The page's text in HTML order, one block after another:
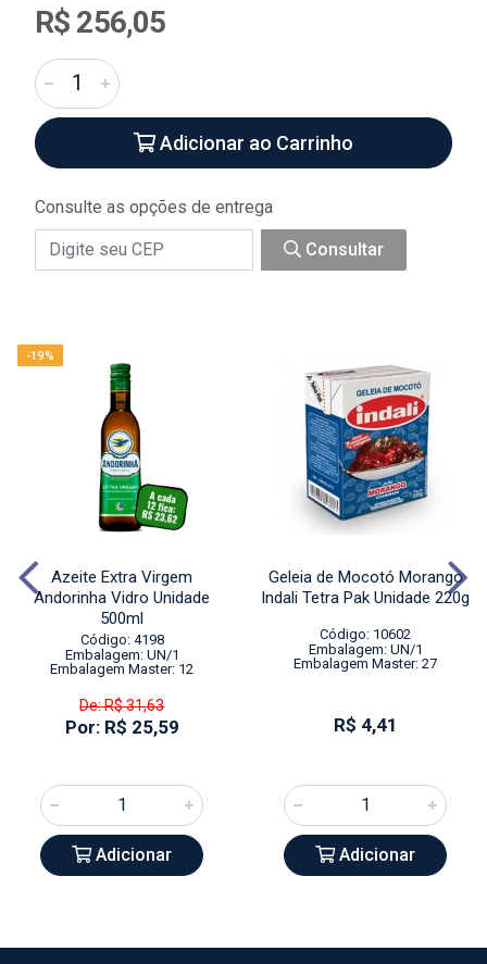
R$ 256,05
Adicionar ao Carrinho
Consulte as opções de entrega
Consultar
-19%
Azeite Extra Virgem
Andorinha Vidro Unidade
500ml
Código: 4198
Embalagem: UN/1
Embalagem Master: 12
De: R$ 31,63
Por: R$ 25,59
Adicionar
Geleia de Mocotó Morango
Indali Tetra Pak Unidade 220g
Código: 10602
Embalagem: UN/1
Embalagem Master: 27
R$ 4,41
Adicionar